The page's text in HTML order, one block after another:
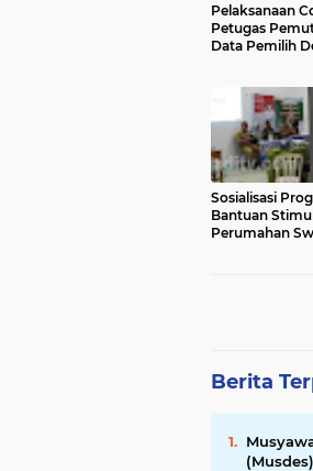
Pelaksanaan
Petugas
Data Pemilih
Sosialisasi
Bantuan
Perumahan
Berita